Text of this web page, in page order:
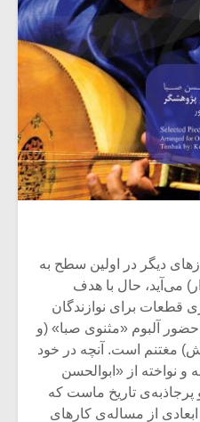
دیگر در اولین سطح به
می‌آید، حال با هدف
قطعات برای نوازندگان
آلبوم «مثنوی صبا» (و
مغتنم است. آنچه در خود
می‌شود ۲۱ قطعه و نواخته از «ابوالحسن
پرجاذبه‌ی تاریخ ماست که
از مساله‌ی کارهای